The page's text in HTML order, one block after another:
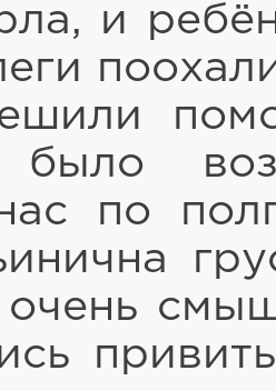
и
по
очень